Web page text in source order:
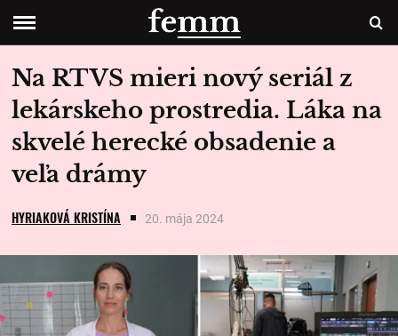
Na RTVS mieri nový seriál z
lekárskeho prostredia. Láka na
skvelé herecké obsadenie a
veľa drámy
HYRIAKOVÁ KRISTÍNA 20. mája 2024